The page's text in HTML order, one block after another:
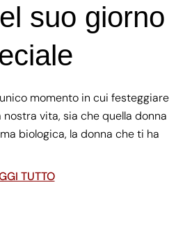
suo giorno
momento in cui festeggiare
vita, sia che quella donna
biologica, la donna che ti ha
TUTTO